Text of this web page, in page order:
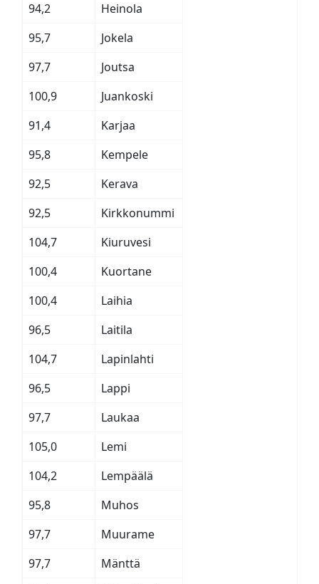
94,2
Heinola
95,7
Jokela
97,7
Joutsa
100,9
Juankoski
91,4
Karjaa
95,8
Kempele
92,5
Kerava
92,5
Kirkkonummi
104,7
Kiuruvesi
100,4
Kuortane
100,4
Laihia
96,5
Laitila
104,7
Lapinlahti
96,5
Lappi
97,7
Laukaa
105,0
Lemi
104,2
Lempäälä
95,8
Muhos
97,7
Muurame
97,7
Mänttä